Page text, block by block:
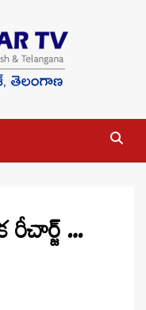
రీచార్జ్ …